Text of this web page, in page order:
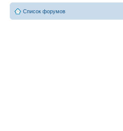
Список форумов